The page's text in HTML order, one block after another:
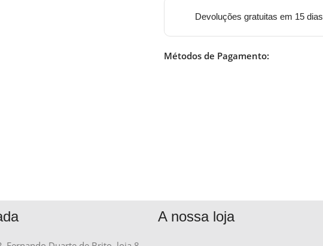
Devoluções gratuitas em 15 dias
Métodos de Pagamento:
A nossa loja